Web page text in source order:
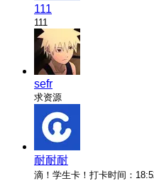
111
111
sefr
求资源
耐耐耐
滴！学生卡！打卡时间：